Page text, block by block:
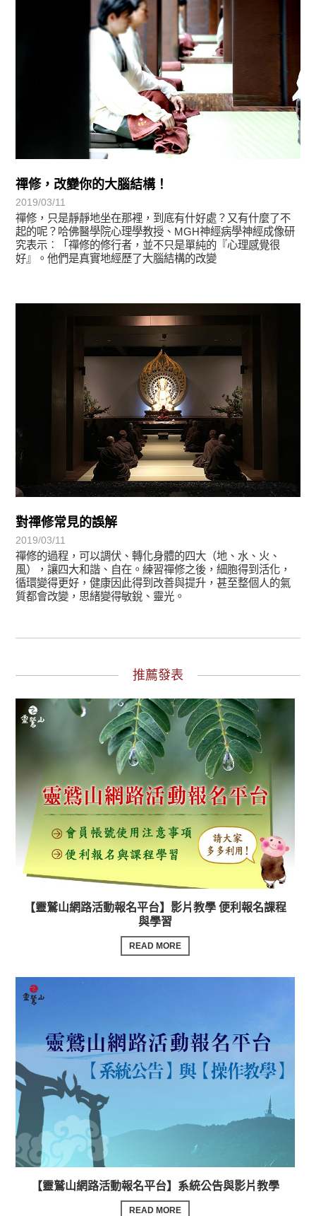
禪修，改變你的大腦結構！
2019/03/11
禪修，只是靜靜地坐在那裡，到底有什好處？又有什麼了不
起的呢？哈佛醫學院心理學教授、MGH神經病學神經成像研
究表示︰「禪修的修行者，並不只是單純的『心理感覺很
好』。他們是真實地經歷了大腦結構的改變
對禪修常見的誤解
2019/03/11
禪修的過程，可以調伏、轉化身體的四大（地、水、火、
風），讓四大和諧、自在。練習禪修之後，細胞得到活化，
循環變得更好，健康因此得到改善與提升，甚至整個人的氣
質都會改變，思緒變得敏銳、靈光。
推薦發表
【靈鷲山網路活動報名平台】影片教學 便利報名課程
與學習
READ MORE
【靈鷲山網路活動報名平台】系統公告與影片教學
READ MORE